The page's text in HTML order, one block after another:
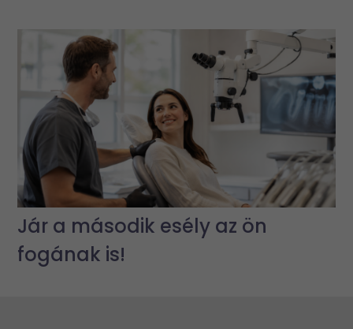
Jár a második esély az ön
fogának is!